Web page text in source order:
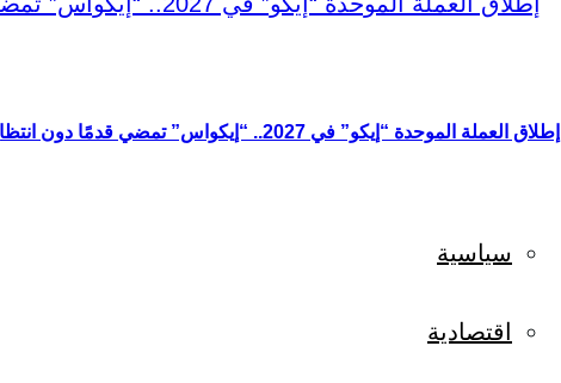
إطلاق العملة الموحدة “إيكو” في 2027.. “إيكواس” تمضي قدمًا دون انتظار
سياسية
اقتصادية